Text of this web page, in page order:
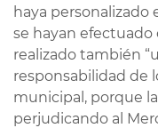
haya personalizado
se hayan efectuado
realizado también
responsabilidad de
municipal, porque
perjudicando al